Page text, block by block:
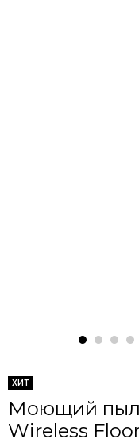
ХИТ
Моющий
Wireless